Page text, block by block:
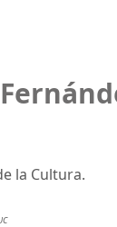
la Cultura.